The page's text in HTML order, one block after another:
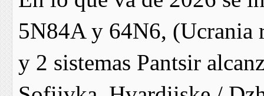
5N84A y 64N6, (Ucrania
y 2 sistemas Pantsir